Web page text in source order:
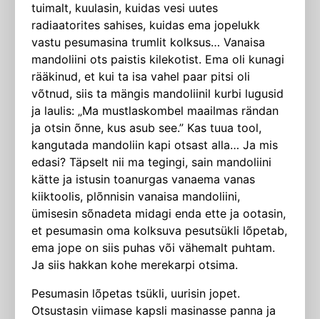
tuimalt, kuulasin, kuidas vesi uutes
radiaatorites sahises, kuidas ema jopelukk
vastu pesumasina trumlit kolksus… Vanaisa
mandoliini ots paistis kilekotist. Ema oli kunagi
rääkinud, et kui ta isa vahel paar pitsi oli
võtnud, siis ta mängis mandoliinil kurbi lugusid
ja laulis: „Ma mustlaskombel maailmas rändan
ja otsin õnne, kus asub see.” Kas tuua tool,
kangutada mandoliin kapi otsast alla… Ja mis
edasi? Täpselt nii ma tegingi, sain mandoliini
kätte ja istusin toanurgas vanaema vanas
kiiktoolis, plõnnisin vanaisa mandoliini,
ümisesin sõnadeta midagi enda ette ja ootasin,
et pesumasin oma kolksuva pesutsükli lõpetab,
ema jope on siis puhas või vähemalt puhtam.
Ja siis hakkan kohe merekarpi otsima.
Pesumasin lõpetas tsükli, uurisin jopet.
Otsustasin viimase kapsli masinasse panna ja